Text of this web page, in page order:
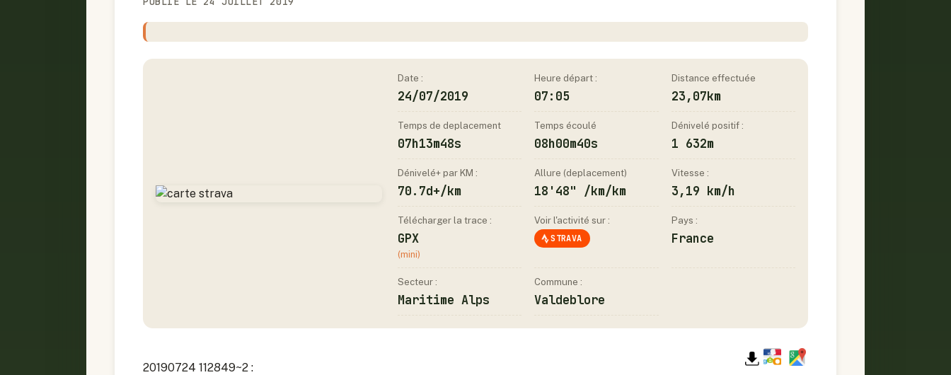
Date :
24/07/2019
Heure départ :
07:05
Distance effectuée
23,07km
Temps de deplacement
07h13m48s
Temps écoulé
08h00m40s
Dénivelé positif :
1 632m
Dénivelé+ par KM :
70.7d+/km
Allure (deplacement)
18'48" /km/km
Vitesse :
3,19 km/h
Télécharger la trace :
GPX
(mini)
Voir l'activité sur :
STRAVA
Pays :
France
Secteur :
Maritime Alps
Commune :
Valdeblore
20190724 112849~2 :